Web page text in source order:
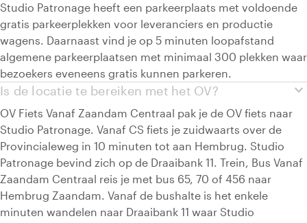
Studio Patronage heeft een parkeerplaats met voldoende
gratis parkeerplekken voor leveranciers en productie
wagens. Daarnaast vind je op 5 minuten loopafstand
algemene parkeerplaatsen met minimaal 300 plekken waar
bezoekers eveneens gratis kunnen parkeren.
expand_more
Is de locatie te bereiken met het OV?
OV Fiets Vanaf Zaandam Centraal pak je de OV fiets naar
Studio Patronage. Vanaf CS fiets je zuidwaarts over de
Provincialeweg in 10 minuten tot aan Hembrug. Studio
Patronage bevind zich op de Draaibank 11. Trein, Bus Vanaf
Zaandam Centraal reis je met bus 65, 70 of 456 naar
Hembrug Zaandam. Vanaf de bushalte is het enkele
minuten wandelen naar Draaibank 11 waar Studio